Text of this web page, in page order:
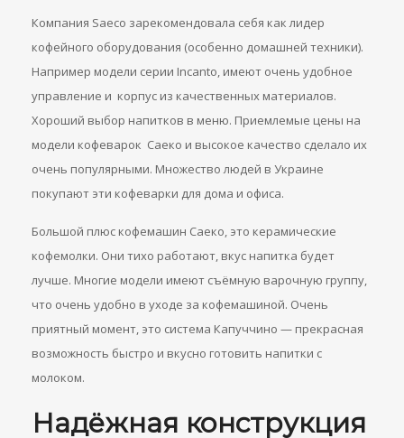
Компания Saeco зарекомендовала себя как лидер
кофейного оборудования (особенно домашней техники).
Например модели серии Incantо, имеют очень удобное
управление и корпус из качественных материалов.
Хороший выбор напитков в меню. Приемлемые цены на
модели кофеварок Саеко и высокое качество сделало их
очень популярными. Множество людей в Украине
покупают эти кофеварки для дома и офиса.
Большой плюс кофемашин Саеко, это керамические
кофемолки. Они тихо работают, вкус напитка будет
лучше. Многие модели имеют съёмную варочную группу,
что очень удобно в уходе за кофемашиной. Очень
приятный момент, это система Капуччино — прекрасная
возможность быстро и вкусно готовить напитки с
молоком.
Надёжная конструкция